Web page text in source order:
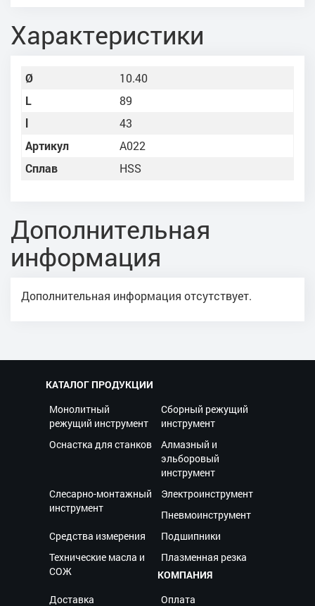
Характеристики
Ø
10.40
L
89
l
43
Артикул
A022
Сплав
HSS
Дополнительная
информация
Дополнительная информация отсутствует.
КАТАЛОГ ПРОДУКЦИИ
Монолитный
режущий инструмент
Сборный режущий
инструмент
Оснастка для станков
Алмазный и
эльборовый
инструмент
Слесарно-монтажный
инструмент
Электроинструмент
Пневмоинструмент
Средства измерения
Подшипники
Технические масла и
СОЖ
Плазменная резка
КОМПАНИЯ
Доставка
Оплата